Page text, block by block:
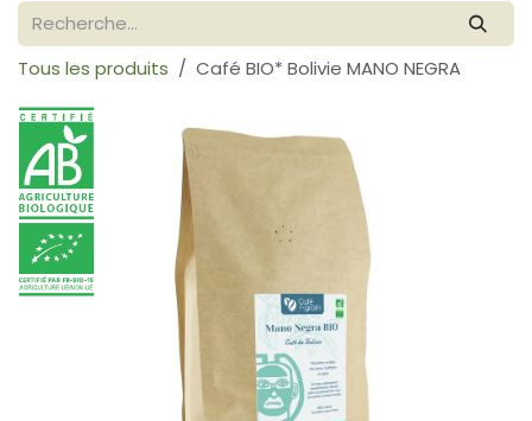
Tous les produits Café BIO* Bolivie MANO NEGRA